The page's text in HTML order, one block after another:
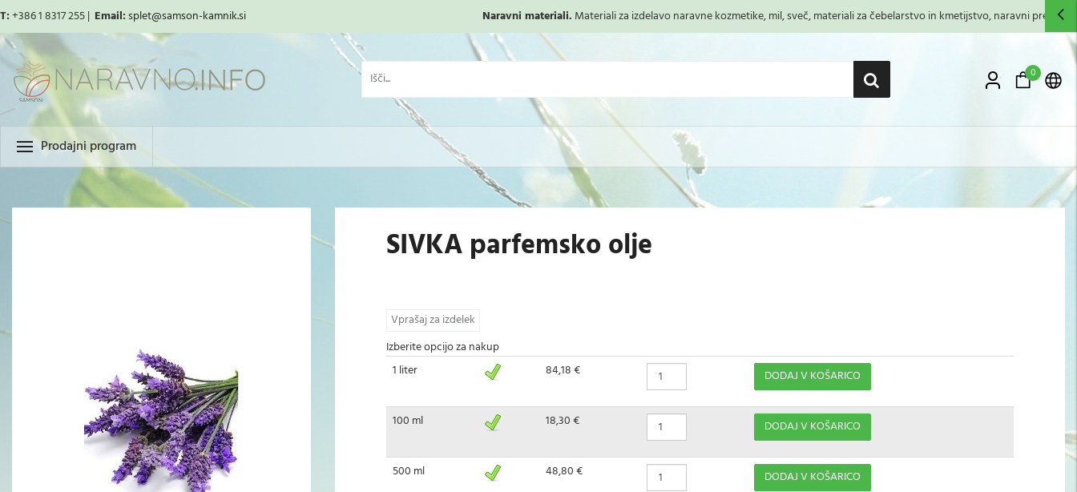
T:+386 1 8317 255 | Email:splet@samson-kamnik.si Naravni materiali. Materiali za izdelavo naravne kozmetike, mil, sveč, materiali za čebelarstvo in kmetijstvo, naravni premazi,...
0
Prodajni program
SIVKA parfemsko olje
Vprašaj za izdelek
Izberite opcijo za nakup
1 liter
84,18 € DODAJ V KOŠARICO
100 ml 18,30 € DODAJ V KOŠARICO
500 ml 48,80 € DODAJ V KOŠARICO